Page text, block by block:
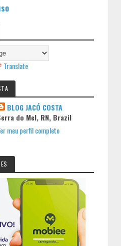
Translate
BLOG JACÓ COSTA
do Mel, RN, Brazil
meu perfil completo